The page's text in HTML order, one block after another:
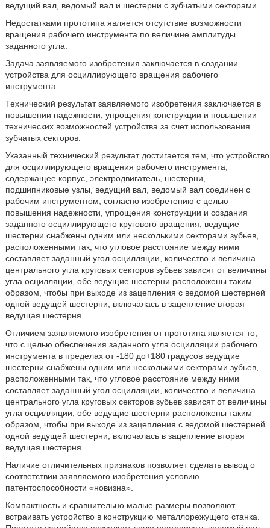
ведущий вал, ведомый вал и шестерни с зубчатыми секторами.
Недостатками прототипа является отсутствие возможности
вращения рабочего инструмента по величине амплитуды
заданного угла.
Задача заявляемого изобретения заключается в создании
устройства для осциллирующего вращения рабочего
инструмента.
Технический результат заявляемого изобретения заключается в
повышении надежности, упрощения конструкции и повышении
технических возможностей устройства за счет использования
зубчатых секторов.
Указанный технический результат достигается тем, что устройство
для осциллирующего вращения рабочего инструмента,
содержащее корпус, электродвигатель, шестерни,
подшипниковые узлы, ведущий вал, ведомый вал соединен с
рабочим инструментом, согласно изобретению с целью
повышения надежности, упрощения конструкции и создания
заданного осциллирующего кругового вращения, ведущие
шестерни снабжены одним или несколькими секторами зубьев,
расположенными так, что угловое расстояние между ними
составляет заданный угол осцилляции, количество и величина
центрального угла круговых секторов зубьев зависят от величины
угла осцилляции, обе ведущие шестерни расположены таким
образом, чтобы при выходе из зацепления с ведомой шестерней
одной ведущей шестерни, включалась в зацепление вторая
ведущая шестерня.
Отличием заявляемого изобретения от прототипа является то,
что с целью обеспечения заданного угла осцилляции рабочего
инструмента в пределах от -180 до+180 градусов ведущие
шестерни снабжены одним или несколькими секторами зубьев,
расположенными так, что угловое расстояние между ними
составляет заданный угол осцилляции, количество и величина
центрального угла круговых секторов зубьев зависят от величины
угла осцилляции, обе ведущие шестерни расположены таким
образом, чтобы при выходе из зацепления с ведомой шестерней
одной ведущей шестерни, включалась в зацепление вторая
ведущая шестерня.
Наличие отличительных признаков позволяет сделать вывод о
соответствии заявляемого изобретения условию
патентоспособности «новизна».
Компактность и сравнительно малые размеры позволяют
встраивать устройство в конструкцию металлорежущего станка.